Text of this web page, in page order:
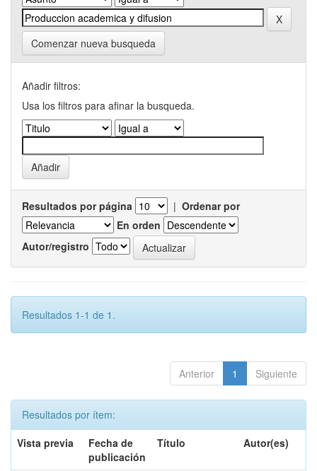
Comenzar nueva busqueda
Añadir filtros:
Usa los filtros para afinar la busqueda.
Resultados por página | Ordenar por
En orden
Autor/registro
Resultados 1-1 de 1.
Anterior 1 Siguiente
Resultados por ítem:
Vista previa
Fecha de
publicación
Título Autor(es)